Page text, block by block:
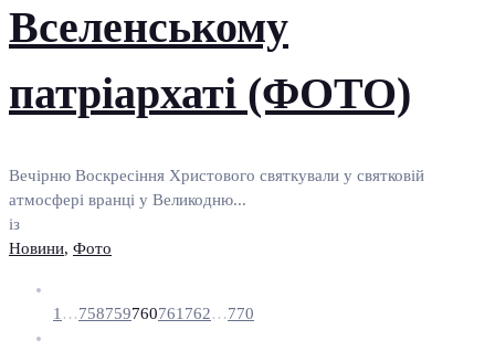
Вселенському
патріархаті (ФОТО)
Вечірню Воскресіння Христового святкували у святковій
атмосфері вранці у Великодню...
із
Новини, Фото
1 …758759760761 762…770